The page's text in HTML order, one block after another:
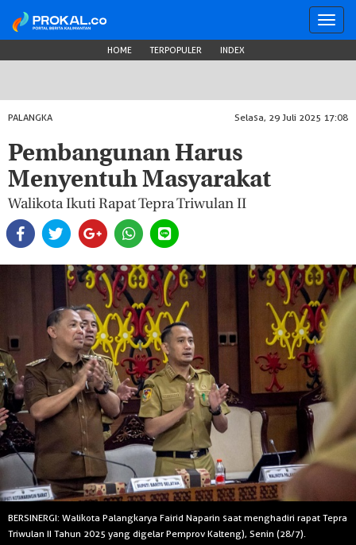
HOME TERPOPULER INDEX
PALANGKA Selasa, 29 Juli 2025 17:08
Pembangunan Harus
Menyentuh Masyarakat
Walikota Ikuti Rapat Tepra Triwulan II
BERSINERGI: Walikota Palangkarya Fairid Naparin saat menghadiri rapat Tepra
Triwulan II Tahun 2025 yang digelar Pemprov Kalteng), Senin (28/7).